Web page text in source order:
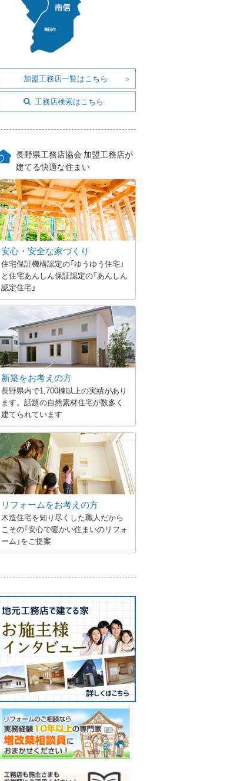
加盟工務店一覧はこちら
工務店検索はこちら
長野県工務店協会 加盟工務店が
建てる快適な住まい
安心・安全な家づくり
住宅保証機構認定の「ゆうゆう住宅」
と住宅あんしん保証認定の「あんしん
認定住宅」
新築をお考えの方
長野県内で1,700棟以上の実績があり
ます。話題の自然素材住宅が数多く
建てられています
リフォームをお考えの方
木造住宅を知り尽くした職人だから
こその「安心で暖かい住まいのリフォ
ーム」をご提案